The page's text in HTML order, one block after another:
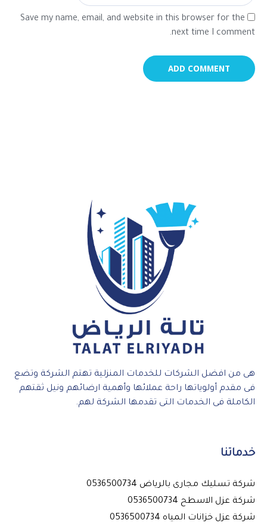
Save my name, email, and website in this browser for the
next time I comment.
هى من افضل الشركات للخدمات المنزلية تهتم الشركة وتضع
فى مقدم أولوياتها راحة عملائها وأهمية ارضائهم ونيل ثقتهم
الكاملة فى الخدمات التى تقدمها الشركة لهم.
خدماتنا
شركة تسليك مجارى بالرياض 0536500734
شركة عزل الاسطح 0536500734
شركة عزل خزانات المياه 0536500734